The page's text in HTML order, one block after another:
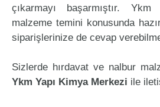
çıkarmayı başarmıştır.
malzeme temini konusunda
siparişlerinize de cevap
Sizlerde hırdavat ve nalbur
Ykm Yapı Kimya Merkezi ile